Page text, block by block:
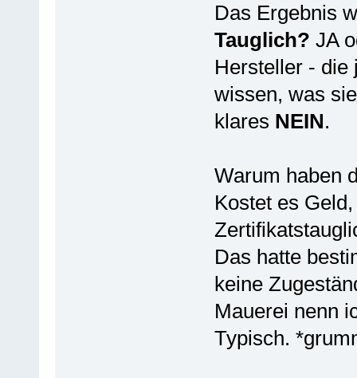
Das Ergebnis
Tauglich? JA
Hersteller - die
wissen, was
klares NEIN.
Warum haben
Kostet es
Das hatte
keine
Mauerei nenn
Typisch.